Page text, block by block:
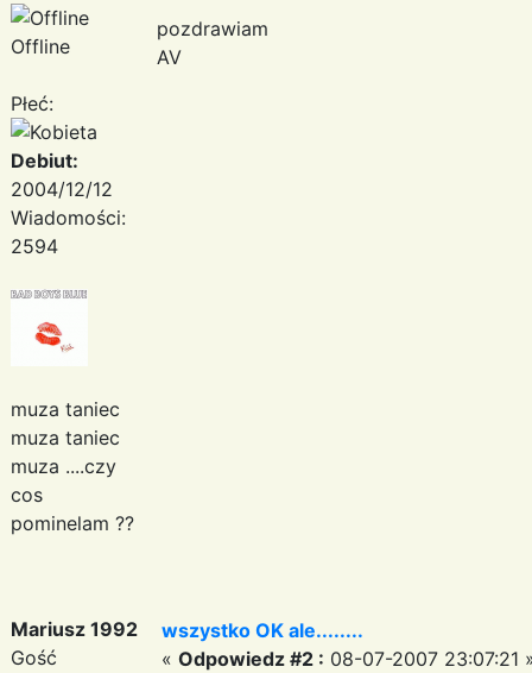
Offline
Płeć:
Debiut:
2004/12/12
Wiadomości:
2594
muza taniec
muza taniec
muza ....czy
cos
pominelam ??
pozdrawiam
AV
Mariusz 1992
Gość
wszystko OK ale........
« Odpowiedz #2 : 08-07-2007 23:07:21